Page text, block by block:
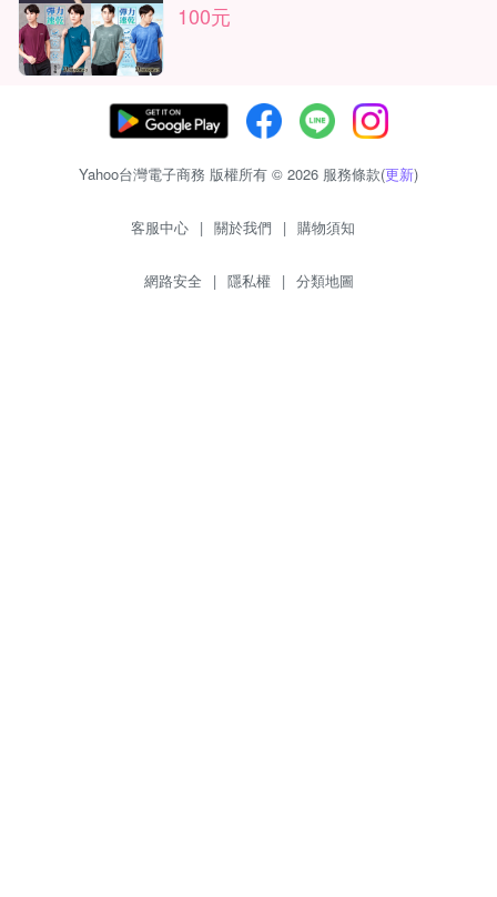
100元
Yahoo台灣電子商務 版權所有 © 2026 服務條款(更新)
客服中心 | 關於我們 | 購物須知
網路安全 | 隱私權 | 分類地圖